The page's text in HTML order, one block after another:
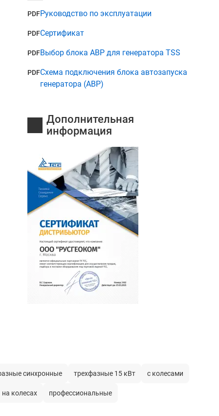
PDFРуководство по эксплуатации
PDFСертификат
PDFВыбор блока АВР для генератора TSS
PDFСхема подключения блока автозапуска
генератора (АВР)
Дополнительная
информация
синхронные трехфазные 15 кВт с колесами
на колесах профессиональные